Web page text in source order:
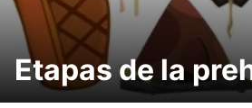
Etapas de la